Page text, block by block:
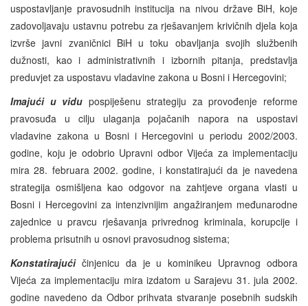
uspostavljanje pravosudnih institucija na nivou države BiH, koje
zadovoljavaju ustavnu potrebu za rješavanjem krivičnih djela koja
izvrše javni zvaničnici BiH u toku obavljanja svojih službenih
dužnosti, kao i administrativnih i izbornih pitanja, predstavlja
preduvjet za uspostavu vladavine zakona u Bosni i Hercegovini;
Imajući u vidu pospiješenu strategiju za provođenje reforme
pravosuđa u cilju ulaganja pojačanih napora na uspostavi
vladavine zakona u Bosni i Hercegovini u periodu 2002/2003.
godine, koju je odobrio Upravni odbor Vijeća za implementaciju
mira 28. februara 2002. godine, i konstatirajući da je navedena
strategija osmišljena kao odgovor na zahtjeve organa vlasti u
Bosni i Hercegovini za intenzivnijim angažiranjem međunarodne
zajednice u pravcu rješavanja privrednog kriminala, korupcije i
problema prisutnih u osnovi pravosudnog sistema;
Konstatirajući činjenicu da je u kominikeu Upravnog odbora
Vijeća za implementaciju mira izdatom u Sarajevu 31. jula 2002.
godine navedeno da Odbor prihvata stvaranje posebnih sudskih